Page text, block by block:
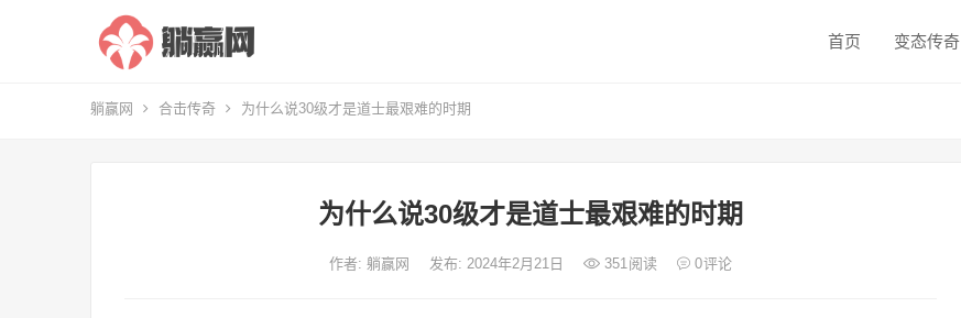
首页 变态传奇
躺赢网 合击传奇 为什么说30级才是道士最艰难的时期
为什么说30级才是道士最艰难的时期
作者: 躺赢网 发布: 2024年2月21日 351阅读 0评论